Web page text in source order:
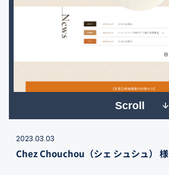
Scroll
2023.03.03
Chez Chouchou（シェ シュシュ） 様